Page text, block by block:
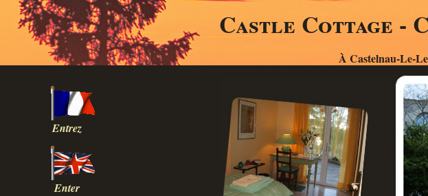
Castle Cottage -
À Castelnau-Le-
Entrez
Enter